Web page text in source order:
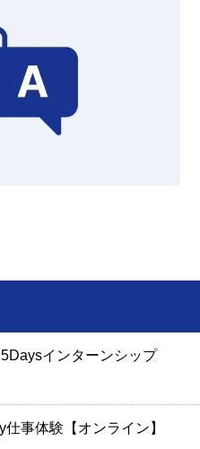
インターンシップ
事体験【オンライン】